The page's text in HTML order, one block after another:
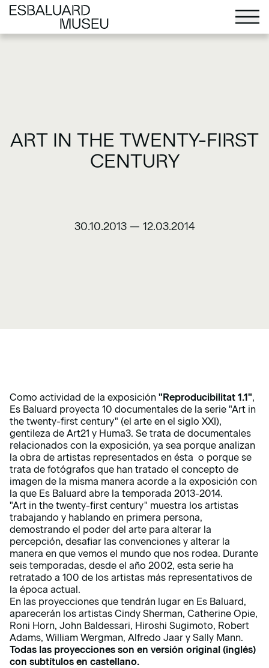
ART IN THE TWENTY-FIRST
CENTURY
30.10.2013 — 12.03.2014
Como actividad de la exposición "Reproducibilitat 1.1",
Es Baluard proyecta 10 documentales de la serie "Art in
the twenty-first century" (el arte en el siglo XXI),
gentileza de Art21 y Huma3. Se trata de documentales
relacionados con la exposición, ya sea porque analizan
la obra de artistas representados en ésta o porque se
trata de fotógrafos que han tratado el concepto de
imagen de la misma manera acorde a la exposición con
la que Es Baluard abre la temporada 2013-2014.
"Art in the twenty-first century" muestra los artistas
trabajando y hablando en primera persona,
demostrando el poder del arte para alterar la
percepción, desafiar las convenciones y alterar la
manera en que vemos el mundo que nos rodea. Durante
seis temporadas, desde el año 2002, esta serie ha
retratado a 100 de los artistas más representativos de
la época actual.
En las proyecciones que tendrán lugar en Es Baluard,
aparecerán los artistas Cindy Sherman, Catherine Opie,
Roni Horn, John Baldessari, Hiroshi Sugimoto, Robert
Adams, William Wergman, Alfredo Jaar y Sally Mann.
Todas las proyecciones son en versión original (inglés)
con subtítulos en castellano.